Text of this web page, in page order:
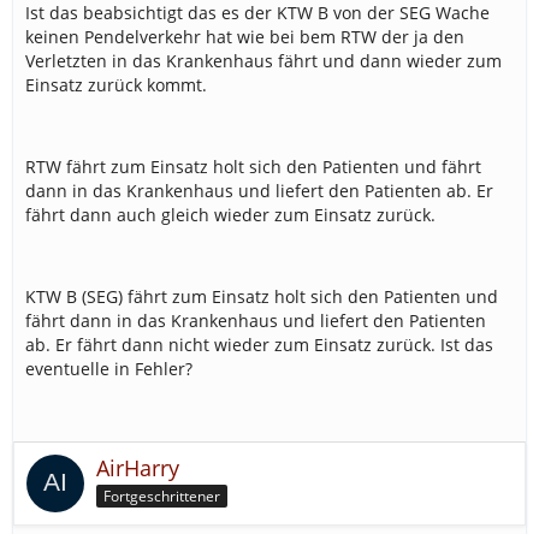
Ist das beabsichtigt das es der KTW B von der SEG Wache
keinen Pendelverkehr hat wie bei bem RTW der ja den
Verletzten in das Krankenhaus fährt und dann wieder zum
Einsatz zurück kommt.
RTW fährt zum Einsatz holt sich den Patienten und fährt
dann in das Krankenhaus und liefert den Patienten ab. Er
fährt dann auch gleich wieder zum Einsatz zurück.
KTW B (SEG) fährt zum Einsatz holt sich den Patienten und
fährt dann in das Krankenhaus und liefert den Patienten
ab. Er fährt dann nicht wieder zum Einsatz zurück. Ist das
eventuelle in Fehler?
AirHarry
Fortgeschrittener